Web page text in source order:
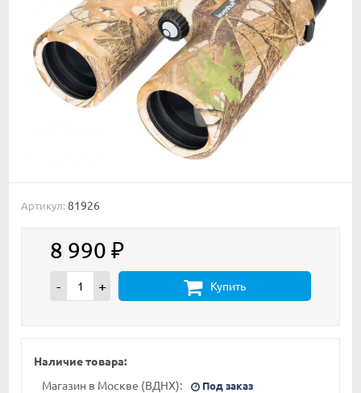
Артикул: 81926
8 990 ₽
- + Купить
Наличие товара:
Магазин в Москве (ВДНХ):
Под заказ